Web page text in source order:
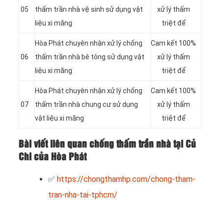
05
thấm trần nhà vệ sinh sử dụng vật
liệu xi măng
xử lý thấm
triệt để
06
Hòa Phát chuyên nhận xử lý chống
thấm trần nhà bê tông sử dụng vật
liệu xi măng
Cam kết 100%
xử lý thấm
triệt để
07
Hòa Phát chuyên nhận xử lý chống
thấm trần nhà chung cư sử dụng
vật liệu xi măng
Cam kết 100%
xử lý thấm
triệt để
Bài viết liên quan chống thấm trần nhà tại Củ
Chi của Hòa Phát
✅ https://chongthamhp.com/chong-tham-
tran-nha-tai-tphcm/